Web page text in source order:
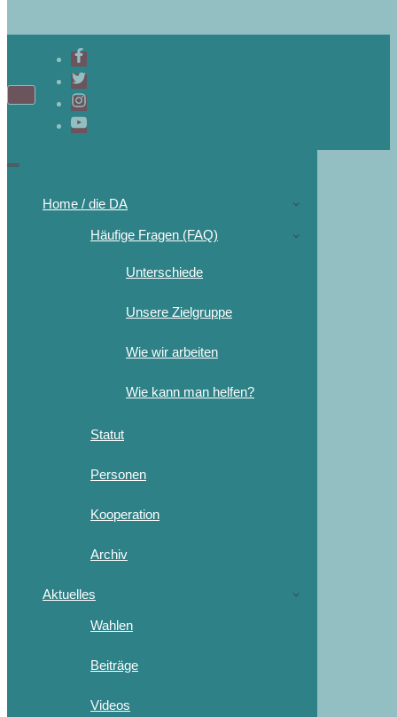
Navigations-
Navigations-
Home / die DA
Häufige Fragen (FAQ)
Unterschiede
Unsere Zielgruppe
Wie wir arbeiten
Wie kann man helfen?
Statut
Personen
Kooperation
Archiv
Aktuelles
Wahlen
Beiträge
Videos